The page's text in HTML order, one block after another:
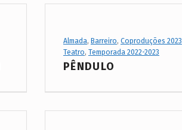
Project Category:
Almada, Barreiro, Coproduções 2023
Teatro, Temporada 2022-2023
PÊNDULO